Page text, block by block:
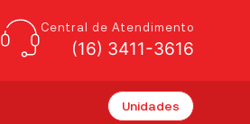
Central de Atendimento
(16) 3411-3616
Unidades